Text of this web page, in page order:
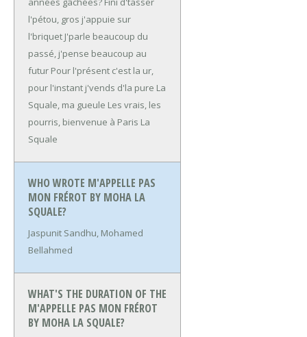
l'pétou, gros j'appuie sur
l'briquet J'parle beaucoup du
passé, j'pense beaucoup au
futur Pour l'présent c'est la ur,
pour l'instant j'vends d'la pure La
Squale, ma gueule Les vrais, les
pourris, bienvenue à Paris La
Squale
WHO WROTE M'APPELLE PAS
MON FRÉROT BY MOHA LA
SQUALE?
Jaspunit Sandhu, Mohamed
Bellahmed
WHAT'S THE DURATION OF THE
M'APPELLE PAS MON FRÉROT
BY MOHA LA SQUALE?